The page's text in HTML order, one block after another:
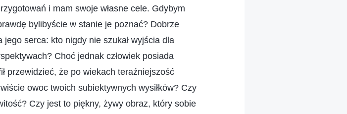
i mam swoje własne cele. Gdybym
bylibyście w stanie je poznać? Dobrze
serca: kto nigdy nie szukał wyjścia dla
Choć jednak człowiek posiada
przewidzieć, że po wiekach teraźniejszość
owoc twoich subiektywnych wysiłków? Czy
Czy jest to piękny, żywy obraz, który sobie